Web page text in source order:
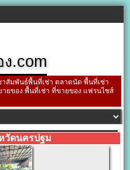
.com
าสัมพันธ์พื้นที่เช่า ตลาดนัด พื้นที่เช่า
ยของ พื้นที่เช่า ที่ขายของ แฟรนไชส์
วัดนครปฐม